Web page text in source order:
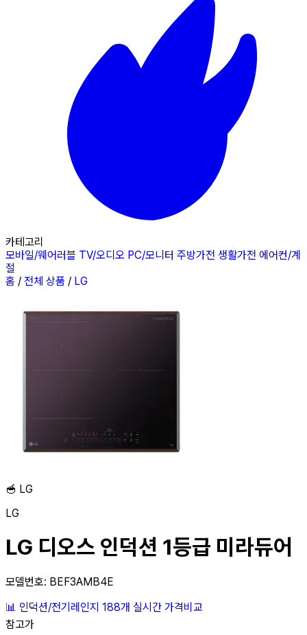
카테고리
모바일/웨어러블 TV/오디오 PC/모니터 주방가전 생활가전 에어컨/계
절
홈 / 전체 상품 / LG
🥣 LG
LG
LG 디오스 인덕션 1등급 미라듀어
모델번호: BEF3AMB4E
📊 인덕션/전기레인지 188개 실시간 가격비교
참고가